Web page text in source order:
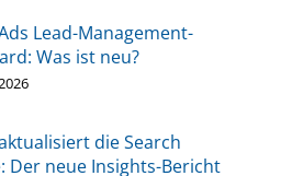
Lead-Management-
Was ist neu?
die Search
Der neue Insights-Bericht